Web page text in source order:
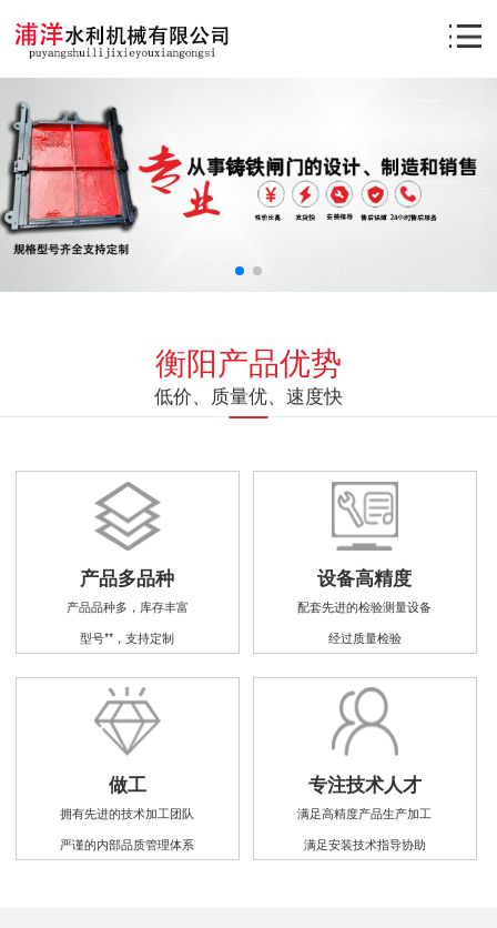
衡阳产品优势
低价、质量优、速度快
产品多品种
产品品种多，库存丰富
型号**，支持定制
设备高精度
配套先进的检验测量设备
经过质量检验
做工
拥有先进的技术加工团队
严谨的内部品质管理体系
专注技术人才
满足高精度产品生产加工
满足安装技术指导协助